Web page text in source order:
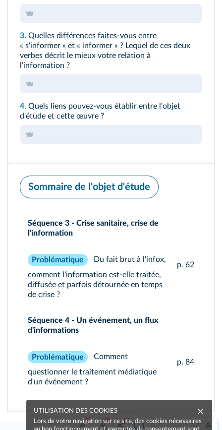
3. Quelles différences faites-vous entre
« s'informer » et « informer » ? Lequel de ces deux
verbes décrit le mieux votre relation à
l'information ?
4. Quels liens pouvez-vous établir entre l'objet
d'étude et cette œuvre ?
Sommaire de l'objet d'étude
Séquence 3 - Crise sanitaire, crise de
l'information
Problématique
Du fait brut à l'infox,
comment l'information est-elle traitée,
diffusée et parfois détournée en temps
de crise ?
p. 62
Séquence 4 - Un événement, un flux
d'informations
Problématique
Comment
questionner le traitement médiatique
d'un événement ?
p. 84
UTILISATION DES COOKIES
Lors de votre navigation sur ce site, des cookies nécessaires